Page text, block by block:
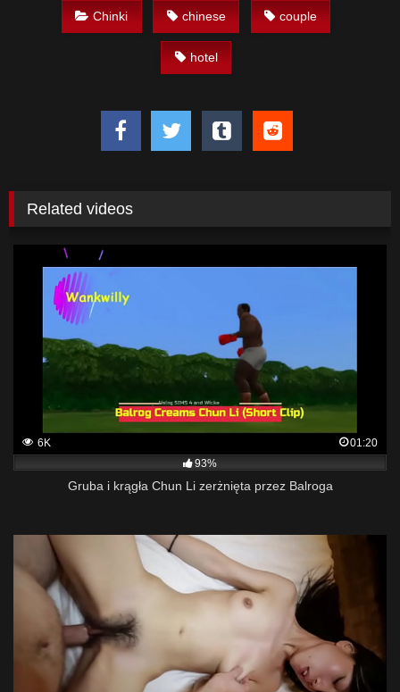
Chinki chinese couple
hotel
Related videos
6K
01:20
93%
Gruba i krągła Chun Li zerżnięta przez Balroga